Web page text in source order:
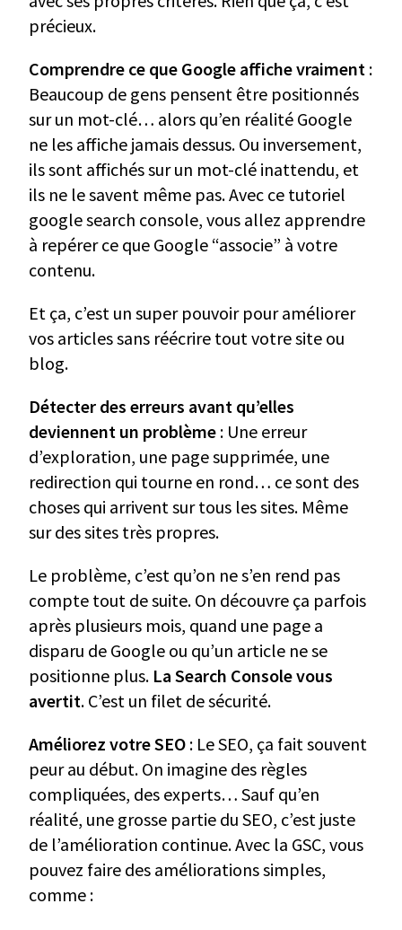
précieux.
Comprendre ce que Google affiche vraiment :
Beaucoup de gens pensent être positionnés
sur un mot-clé… alors qu’en réalité Google
ne les affiche jamais dessus. Ou inversement,
ils sont affichés sur un mot-clé inattendu, et
ils ne le savent même pas. Avec ce tutoriel
google search console, vous allez apprendre
à repérer ce que Google “associe” à votre
contenu.
Et ça, c’est un super pouvoir pour améliorer
vos articles sans réécrire tout votre site ou
blog.
Détecter des erreurs avant qu’elles
deviennent un problème : Une erreur
d’exploration, une page supprimée, une
redirection qui tourne en rond… ce sont des
choses qui arrivent sur tous les sites. Même
sur des sites très propres.
Le problème, c’est qu’on ne s’en rend pas
compte tout de suite. On découvre ça parfois
après plusieurs mois, quand une page a
disparu de Google ou qu’un article ne se
positionne plus. La Search Console vous
avertit. C’est un filet de sécurité.
Améliorez votre SEO : Le SEO, ça fait souvent
peur au début. On imagine des règles
compliquées, des experts… Sauf qu’en
réalité, une grosse partie du SEO, c’est juste
de l’amélioration continue. Avec la GSC, vous
pouvez faire des améliorations simples,
comme :